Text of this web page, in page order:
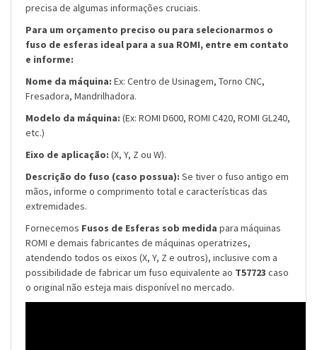
precisa de algumas informações cruciais.
Para um orçamento preciso ou para selecionarmos o
fuso de esferas ideal para a sua ROMI, entre em contato
e informe:
Nome da máquina: Ex: Centro de Usinagem, Torno CNC,
Fresadora, Mandrilhadora.
Modelo da máquina: (Ex: ROMI D600, ROMI C420, ROMI GL240,
etc.)
Eixo de aplicação: (X, Y, Z ou W).
Descrição do fuso (caso possua): Se tiver o fuso antigo em
mãos, informe o comprimento total e características das
extremidades.
Fornecemos Fusos de Esferas sob medida para máquinas
ROMI e demais fabricantes de máquinas operatrizes,
atendendo todos os eixos (X, Y, Z e outros), inclusive com a
possibilidade de fabricar um fuso equivalente ao T57723 caso
o original não esteja mais disponível no mercado.